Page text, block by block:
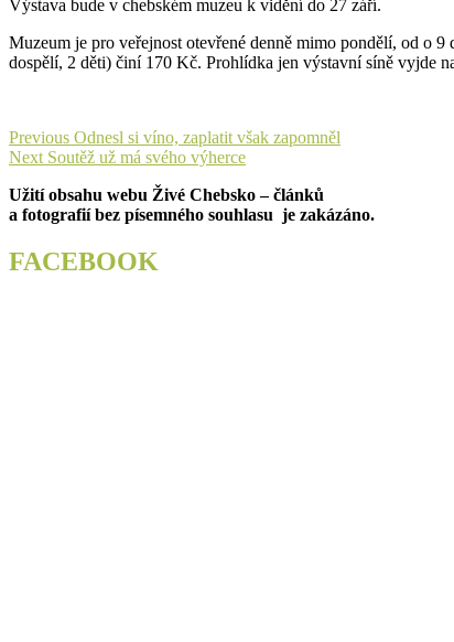
Výstava bude v chebském muzeu k vidění do 27 září.
Muzeum je pro veřejnost otevřené denně mimo pondělí, od o
dospělí, 2 děti) činí 170 Kč. Prohlídka jen výstavní síně vyjde
Navigace
pro
příspěvek
Previous Previous
post:
Odnesl si víno, zaplatit však zapomněl
Next Next
Soutěž už má svého výherce
Užití obsahu webu Živé Chebsko – článků
a fotografií bez písemného souhlasu je zakázáno.
FACEBOOK